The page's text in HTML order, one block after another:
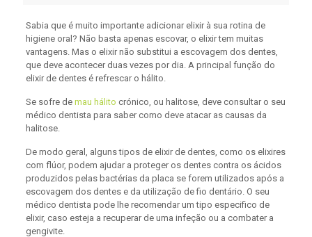
Sabia que é muito importante adicionar elixir à sua rotina de
higiene oral? Não basta apenas escovar, o elixir tem muitas
vantagens. Mas o elixir não substitui a escovagem dos dentes,
que deve acontecer duas vezes por dia. A principal função do
elixir de dentes é refrescar o hálito.
Se sofre de mau hálito crónico, ou halitose, deve consultar o seu
médico dentista para saber como deve atacar as causas da
halitose.
De modo geral, alguns tipos de elixir de dentes, como os elixires
com flúor, podem ajudar a proteger os dentes contra os ácidos
produzidos pelas bactérias da placa se forem utilizados após a
escovagem dos dentes e da utilização de fio dentário. O seu
médico dentista pode lhe recomendar um tipo especifico de
elixir, caso esteja a recuperar de uma infeção ou a combater a
gengivite.